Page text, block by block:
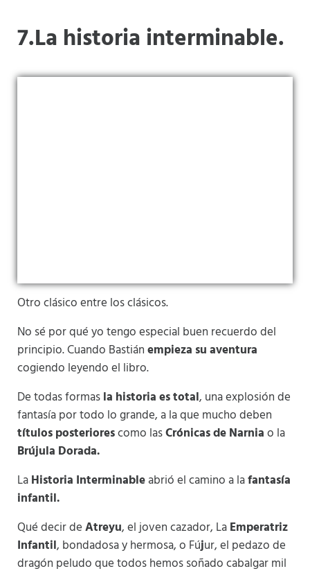
7.La historia interminable.
Otro clásico entre los clásicos.
No sé por qué yo tengo especial buen recuerdo del
principio. Cuando Bastiánempieza su aventura
cogiendo leyendo el libro.
De todas formasla historia es total, una explosión de
fantasía por todo lo grande, a la que mucho deben
títulos posteriorescomo lasCrónicas de Narniao la
Brújula Dorada.
LaHistoria Interminableabrió el camino a lafantasía
infantil.
Qué decir deAtreyu, el joven cazador, LaEmperatriz
Infantil, bondadosa y hermosa, o Fújur, el pedazo de
dragón peludo que todos hemos soñado cabalgar mil